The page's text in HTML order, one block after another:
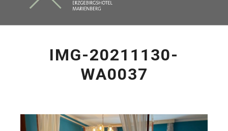
IMG-20211130-
WA0037